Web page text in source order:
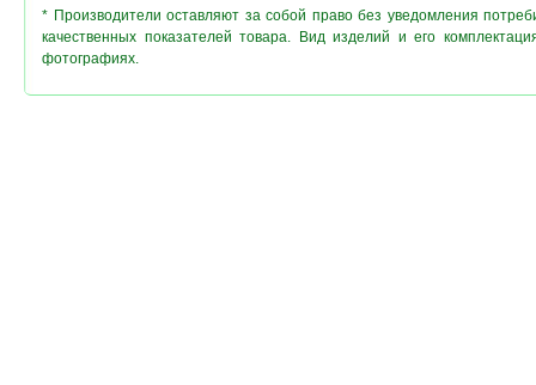
* Производители оставляют за собой право без уведомления
качественных показателей товара. Вид изделий и его
фотографиях.